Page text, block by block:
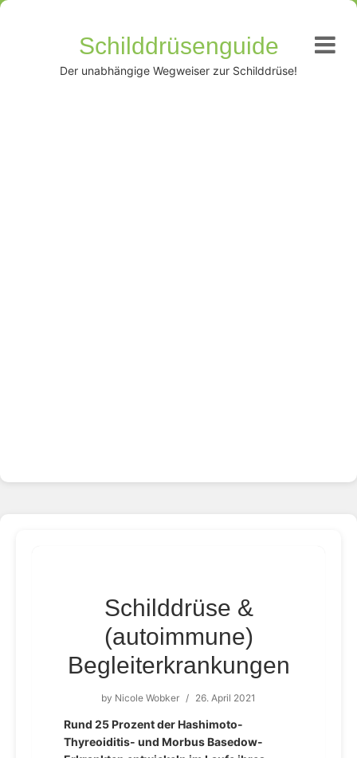
Schilddrüsenguide
Der unabhängige Wegweiser zur Schilddrüse!
Schilddrüse &
(autoimmune)
Begleiterkrankungen
by Nicole Wobker / 26. April 2021
Rund 25 Prozent der Hashimoto-
Thyreoiditis- und Morbus Basedow-